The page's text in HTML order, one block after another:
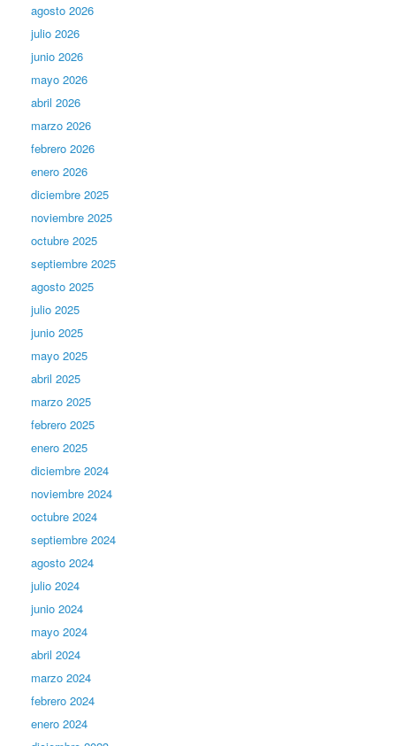
agosto 2026
julio 2026
junio 2026
mayo 2026
abril 2026
marzo 2026
febrero 2026
enero 2026
diciembre 2025
noviembre 2025
octubre 2025
septiembre 2025
agosto 2025
julio 2025
junio 2025
mayo 2025
abril 2025
marzo 2025
febrero 2025
enero 2025
diciembre 2024
noviembre 2024
octubre 2024
septiembre 2024
agosto 2024
julio 2024
junio 2024
mayo 2024
abril 2024
marzo 2024
febrero 2024
enero 2024